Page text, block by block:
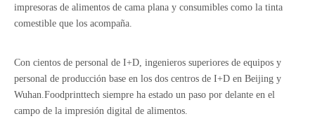
impresoras de alimentos de cama plana y consumibles como la tinta
comestible que los acompaña.
Con cientos de personal de I+D, ingenieros superiores de equipos y
personal de producción base en los dos centros de I+D en Beijing y
Wuhan.Foodprinttech siempre ha estado un paso por delante en el
campo de la impresión digital de alimentos.